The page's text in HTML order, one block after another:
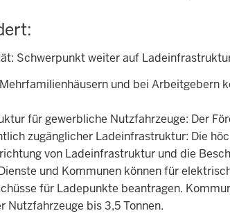
Schwerpunkt weiter auf
und bei Arbeitgebern
für gewerbliche Nutzfahrzeuge: Der
zugänglicher Ladeinfrastruktur: Die
von Ladeinfrastruktur und die
und Kommunen können für
für Ladepunkte beantragen.
Nutzfahrzeuge bis 3,5 Tonnen.